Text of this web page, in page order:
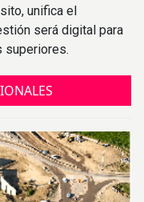
unifica el
será digital para
superiores.